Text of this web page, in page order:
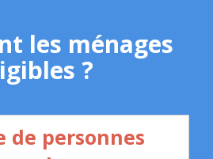
les ménages
?